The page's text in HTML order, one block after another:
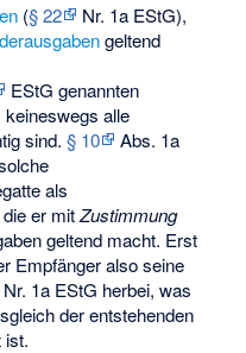
(§ 22
Nr. 1a EStG),
geltend
EStG genannten
alle
sind.§ 10
Abs. 1a
als
die er mitZustimmung
geltend macht. Erst
Empfänger also seine
Nr. 1a EStG herbei, was
der entstehenden
ist.